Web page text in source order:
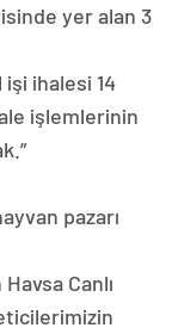
yer alan 3
ihalesi 14
işlemlerinin
pazarı
Canlı